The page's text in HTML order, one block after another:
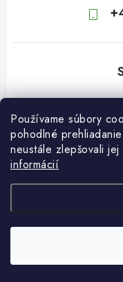
Používame súbory
pohodlné
neustále zlepšovali
informácií
Informácie pre vás
Podmienky ochrany